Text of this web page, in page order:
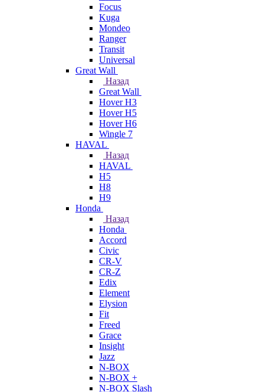
Focus
Kuga
Mondeo
Ranger
Transit
Universal
Great Wall
Назад
Great Wall
Hover H3
Hover H5
Hover H6
Wingle 7
HAVAL
Назад
HAVAL
H5
H8
H9
Honda
Назад
Honda
Accord
Civic
CR-V
CR-Z
Edix
Element
Elysion
Fit
Freed
Grace
Insight
Jazz
N-BOX
N-BOX +
N-BOX Slash